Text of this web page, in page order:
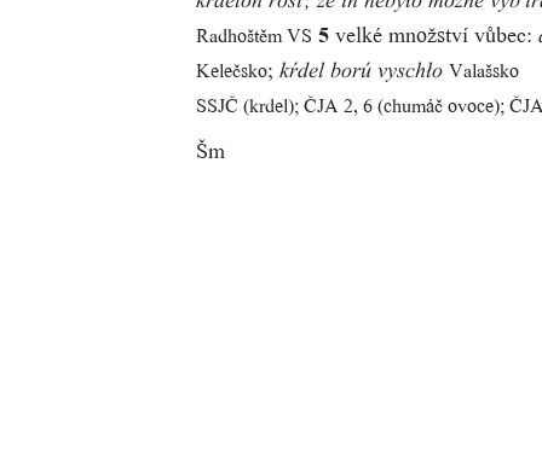
Radhoštěm VS 5 velké množství vůbec:
Kelečsko; kŕdel ború vyschło Valašsko
SSJČ (krdel); ČJA 2, 6 (chumáč ovoce);
Šm